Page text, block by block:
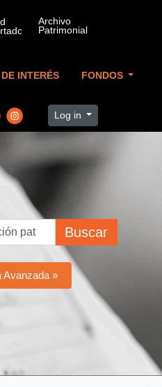
INTERÉS FONDOS
Log in
Buscar
Avanzada »